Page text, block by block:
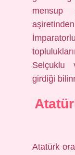
mensup
Selçuklu
girdiği
Atatürk